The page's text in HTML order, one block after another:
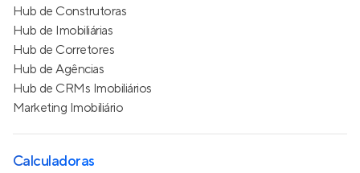
Hub de Construtoras
Hub de Imobiliárias
Hub de Corretores
Hub de Agências
Hub de CRMs Imobiliários
Marketing Imobiliário
Calculadoras